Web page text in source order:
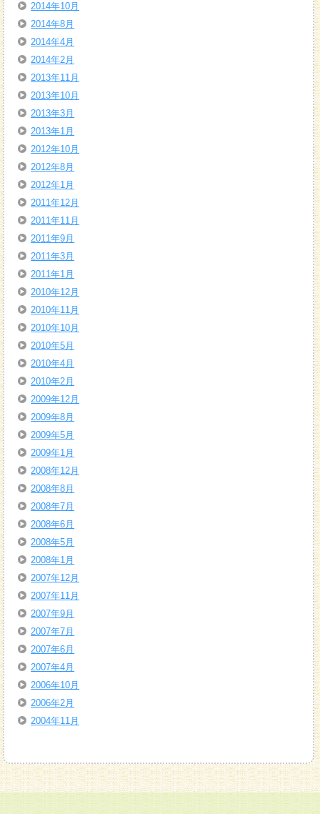
2014年10月
2014年8月
2014年4月
2014年2月
2013年11月
2013年10月
2013年3月
2013年1月
2012年10月
2012年8月
2012年1月
2011年12月
2011年11月
2011年9月
2011年3月
2011年1月
2010年12月
2010年11月
2010年10月
2010年5月
2010年4月
2010年2月
2009年12月
2009年8月
2009年5月
2009年1月
2008年12月
2008年8月
2008年7月
2008年6月
2008年5月
2008年1月
2007年12月
2007年11月
2007年9月
2007年7月
2007年6月
2007年4月
2006年10月
2006年2月
2004年11月